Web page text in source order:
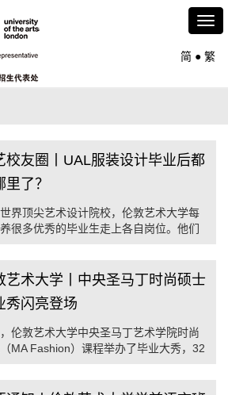
简 ● 繁
校友圈丨UAL服装设计毕业后都
里了？
界顶尖艺术设计院校，伦敦艺术大学每
很多优秀的毕业生走上各自岗位。他们
热情。
艺术大学丨中央圣马丁时尚硕士
秀闪亮登场
伦敦艺术大学中央圣马丁艺术学院时尚
MA Fashion）课程举办了毕业大秀，32